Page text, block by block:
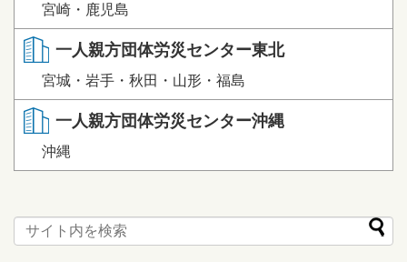
宮崎・鹿児島
一人親方団体労災センター東北
宮城・岩手・秋田・山形・福島
一人親方団体労災センター沖縄
沖縄